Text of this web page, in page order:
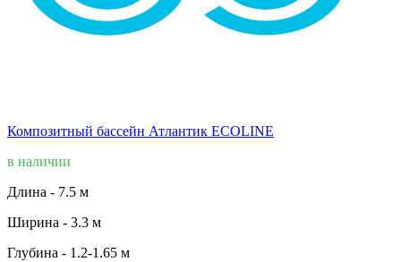
Композитный бассейн Атлантик ECOLINE
в наличии
Длина - 7.5 м
Ширина - 3.3 м
Глубина - 1.2-1.65 м